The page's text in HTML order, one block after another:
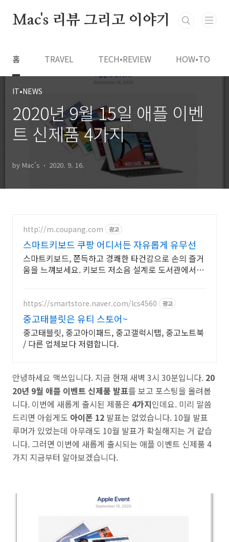
Mac's 리뷰 그리고 이야기
홈 TRAVEL TECH•REVIEW HOW•TO
IT•NEWS
2020년 9월 15일 애플 이벤
트 신제품 4가지
by Mac's 2020. 9. 16.
http://m.coupang.com 광고
스마트키보드 쿠팡 어디서든 자유롭게 유무선
스마트키보드, 쫀득하고 경쾌한 타건감으로 손의 즐거
움을 느껴보세요. 키보드 저소음 설계로 도서관에서도
https://smartstore.naver.com/lcs4560 광고
중고태블릿은 유티 스토어~
중고태블릿, 중고아이패드, 중고갤럭시탭, 중고노트북
/ 다른 업체보다 저렴합니다.
안녕하세요 맥쓰입니다. 지금 현재 새벽 3시 30분입니다. 20
20년 9월 애플 이벤트 신제품 발표를 보고 포스팅을 올려봅
니다. 이번에 새롭게 출시된 제품은 4가지인데요. 미리 말씀
드리면 아쉽게도 아이폰 12 발표는 없었습니다. 10월 발표
루머가 있었는데 아무래도 10월 발표가 확실해지는 거 같습
니다. 그러면 이번에 새롭게 출시되는 애플 이벤트 신제품 4
가지 지금부터 알아보겠습니다.